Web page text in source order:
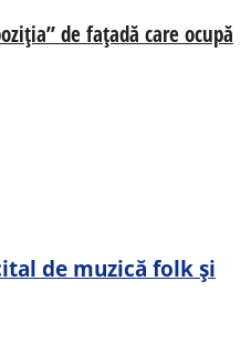
de fațadă care ocupă
de muzică folk și